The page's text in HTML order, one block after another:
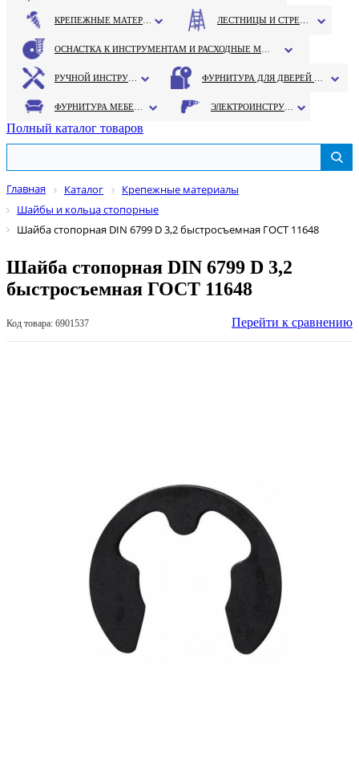
Полный каталог товаров
Главная Каталог
Крепежные материалы
Шайбы и кольца стопорные
Шайба стопорная DIN 6799 D 3,2 быстросъемная ГОСТ 11648
Шайба стопорная DIN 6799 D 3,2
быстросъемная ГОСТ 11648
Код товара: 6901537 Перейти к сравнению